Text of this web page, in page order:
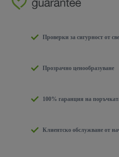
Проверки за сигурност от
Прозрачно ценообразуване
100% гаранция на
Клиентско обслужване от